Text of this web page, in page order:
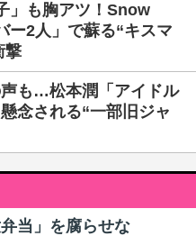
」も胸アツ！Snow
ー2人」で蘇る“キスマ
撃
声も…松本潤「アイドル
念される“一部旧ジャ
当」を腐らせな